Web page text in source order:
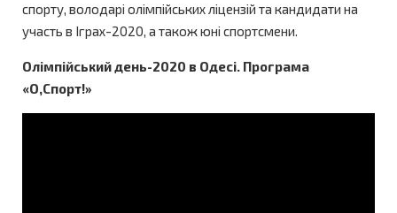
спорту, володарі олімпійських ліцензій та кандидати на
участь в Іграх-2020, а також юні спортсмени.
Олімпійський день-2020 в Одесі. Програма
«О,Спорт!»